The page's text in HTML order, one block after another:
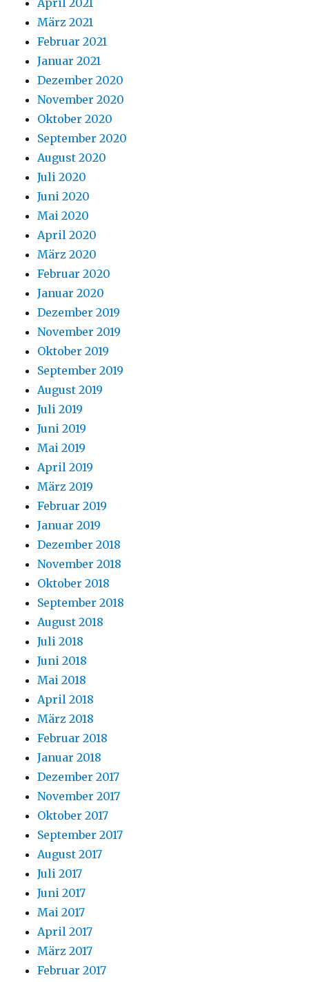
April 2021
März 2021
Februar 2021
Januar 2021
Dezember 2020
November 2020
Oktober 2020
September 2020
August 2020
Juli 2020
Juni 2020
Mai 2020
April 2020
März 2020
Februar 2020
Januar 2020
Dezember 2019
November 2019
Oktober 2019
September 2019
August 2019
Juli 2019
Juni 2019
Mai 2019
April 2019
März 2019
Februar 2019
Januar 2019
Dezember 2018
November 2018
Oktober 2018
September 2018
August 2018
Juli 2018
Juni 2018
Mai 2018
April 2018
März 2018
Februar 2018
Januar 2018
Dezember 2017
November 2017
Oktober 2017
September 2017
August 2017
Juli 2017
Juni 2017
Mai 2017
April 2017
März 2017
Februar 2017